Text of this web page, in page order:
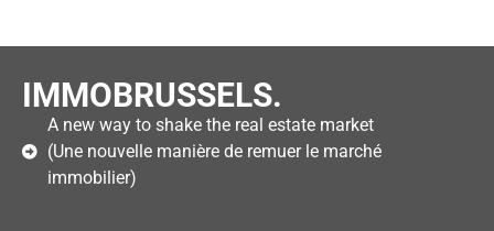
IMMOBRUSSELS.
A new way to shake the real estate market
(Une nouvelle manière de remuer le marché
immobilier)